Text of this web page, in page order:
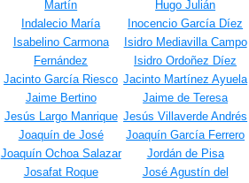
Martín
Hugo Julián
Indalecio María
Inocencio García Díez
Isabelino Carmona
Fernández
Isidro Mediavilla Campo
Isidro Ordoñez Díez
Jacinto García Riesco Jacinto Martínez Ayuela
Jaime Bertino
Jaime de Teresa
Jesús Largo Manrique Jesús Villaverde Andrés
Joaquín de José
Joaquín García Ferrero
Joaquín Ochoa Salazar
Jordán de Pisa
Josafat Roque
José Agustín del